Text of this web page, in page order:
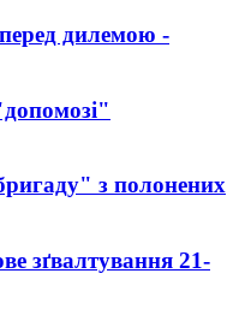
дилемою -
з полонених
зґвалтування 21-